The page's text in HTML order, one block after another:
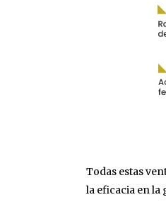
Todas estas
la eficacia en la